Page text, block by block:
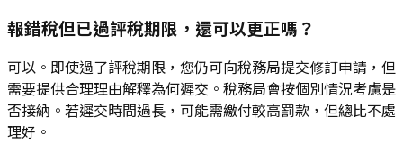
報錯稅但已過評稅期限，還可以更正嗎？
可以。即使過了評稅期限，您仍可向稅務局提交修訂申請，但
需要提供合理理由解釋為何遲交。稅務局會按個別情況考慮是
否接納。若遲交時間過長，可能需繳付較高罰款，但總比不處
理好。